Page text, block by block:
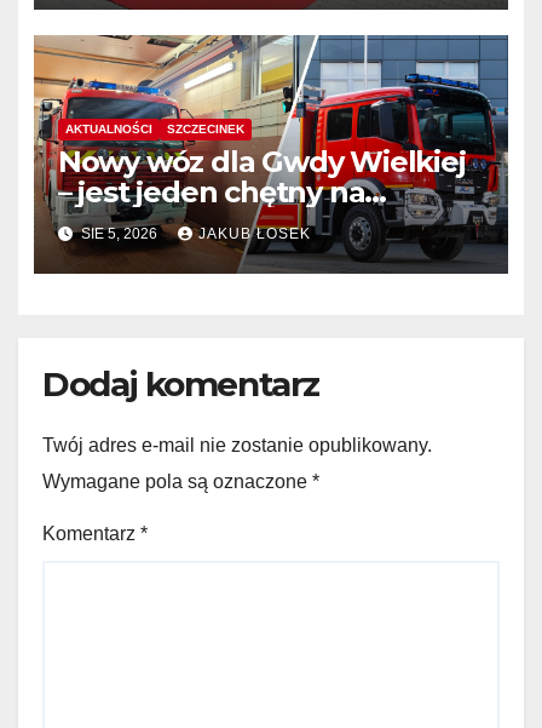
AKTUALNOŚCI SZCZECINEK
Nowy wóz dla Gwdy Wielkiej
– jest jeden chętny na
dostawę
SIE 5, 2026 JAKUB ŁOSEK
Dodaj komentarz
Twój adres e-mail nie zostanie opublikowany.
Wymagane pola są oznaczone *
Komentarz *